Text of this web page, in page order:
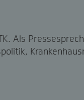
Als